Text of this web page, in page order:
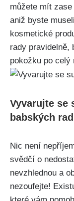
můžete mít
‌aniž byste
kosmetické
rady ⁣pravidelně,
pokožku po celý
Vyvarujte se
⁣babských rad
Nic ‍není
svědčí​ o
nevzhlednou a
‌nezoufejte!